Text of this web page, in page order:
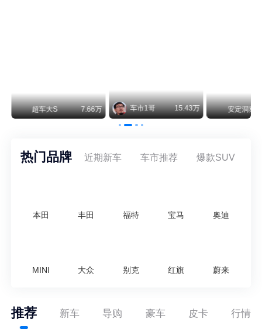
超车大S 7.66万 车市1哥 15.43万 安定洞察
热门品牌 近期新车 车市推荐 爆款SUV
本田 丰田 福特 宝马 奥迪
MINI 大众 别克 红旗 蔚来
推荐 新车 导购 豪车 皮卡 行情